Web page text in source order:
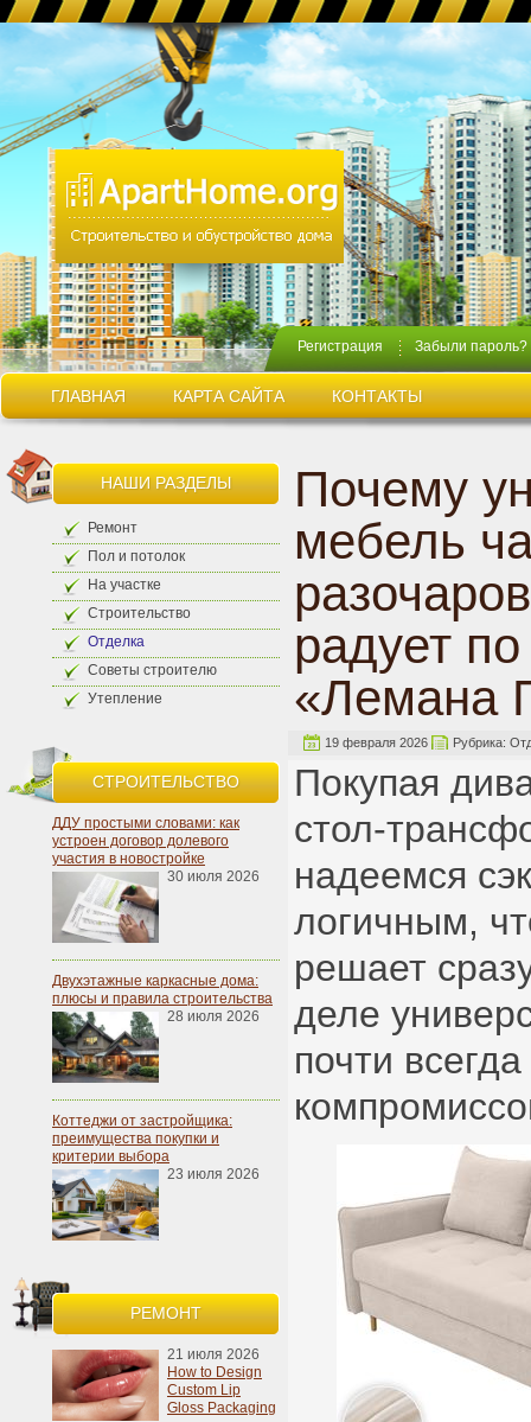
Регистрация Забыли пароль?
ГЛАВНАЯ КАРТА САЙТА КОНТАКТЫ
НАШИ РАЗДЕЛЫ
Ремонт
Пол и потолок
На участке
Строительство
Отделка
Советы строителю
Утепление
СТРОИТЕЛЬСТВО
ДДУ простыми словами: как
устроен договор долевого
участия в новостройке
30 июля 2026
Двухэтажные каркасные дома:
плюсы и правила строительства
28 июля 2026
Коттеджи от застройщика:
преимущества покупки и
критерии выбора
23 июля 2026
РЕМОНТ
21 июля 2026
How to Design
Custom Lip
Gloss Packaging
Почему
мебель
радует
«Лемана
19 февраля 2026 Рубрика:
Покупая
стол-
надеемся
логичным,
решает
деле
почти